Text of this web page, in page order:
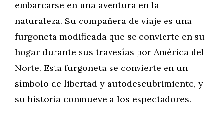
embarcarse en una aventura en la
naturaleza. Su compañera de viaje es una
furgoneta modificada que se convierte en su
hogar durante sus travesías por América del
Norte. Esta furgoneta se convierte en un
símbolo de libertad y autodescubrimiento, y
su historia conmueve a los espectadores.